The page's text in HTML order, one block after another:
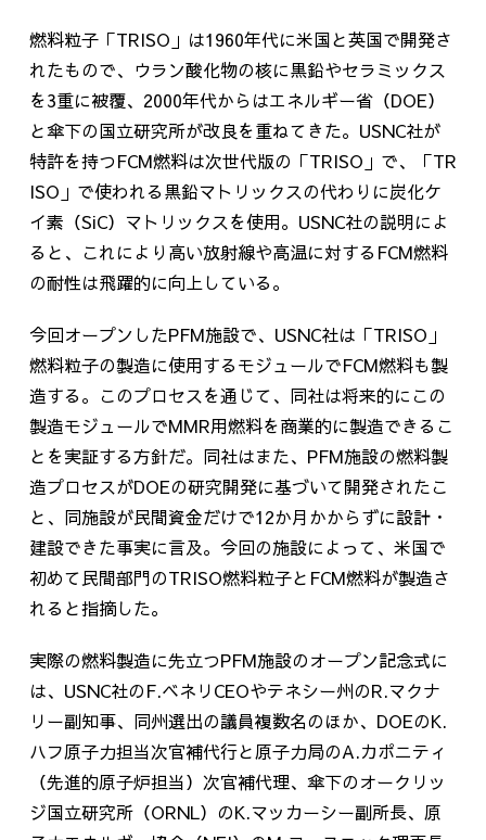
燃料粒子「TRISO」は1960年代に米国と英国で開発さ
れたもので、ウラン酸化物の核に黒鉛やセラミックス
を3重に被覆、2000年代からはエネルギー省（DOE）
と傘下の国立研究所が改良を重ねてきた。USNC社が
特許を持つFCM燃料は次世代版の「TRISO」で、「TR
ISO」で使われる黒鉛マトリックスの代わりに炭化ケ
イ素（SiC）マトリックスを使用。USNC社の説明によ
ると、これにより高い放射線や高温に対するFCM燃料
の耐性は飛躍的に向上している。
今回オープンしたPFM施設で、USNC社は「TRISO」
燃料粒子の製造に使用するモジュールでFCM燃料も製
造する。このプロセスを通じて、同社は将来的にこの
製造モジュールでMMR用燃料を商業的に製造できるこ
とを実証する方針だ。同社はまた、PFM施設の燃料製
造プロセスがDOEの研究開発に基づいて開発されたこ
と、同施設が民間資金だけで12か月かからずに設計・
建設できた事実に言及。今回の施設によって、米国で
初めて民間部門のTRISO燃料粒子とFCM燃料が製造さ
れると指摘した。
実際の燃料製造に先立つPFM施設のオープン記念式に
は、USNC社のF.ベネリCEOやテネシー州のR.マクナ
リー副知事、同州選出の議員複数名のほか、DOEのK.
ハフ原子力担当次官補代行と原子力局のA.カポニティ
（先進的原子炉担当）次官補代理、傘下のオークリッ
ジ国立研究所（ORNL）のK.マッカーシー副所長、原